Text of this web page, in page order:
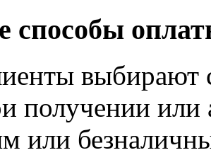
способы
выбирают
получении
или